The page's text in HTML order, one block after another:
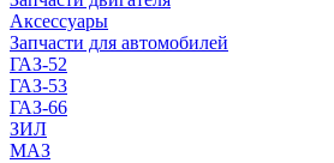
Аксессуары
Запчасти для автомобилей
ГАЗ-52
ГАЗ-53
ГАЗ-66
ЗИЛ
МАЗ